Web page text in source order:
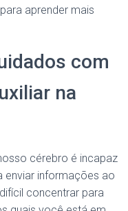
aprender mais
com
na
cérebro é incapaz
enviar informações ao
concentrar para